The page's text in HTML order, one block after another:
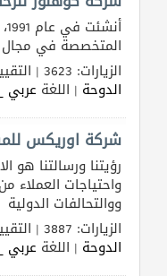
المتخصصة في مجال
الزيارات: 3623 | التقييم: 0 | المقيّمين: 0 | المدينة
الدوحة | اللغة عربي _ AR
شركة اوريكس
رؤيتنا ورسالتنا هو
واحتياجات العملاء
ووالتحالفات الدولية
الزيارات: 3887 | التقييم: 0 | المقيّمين: 0 | المدينة
الدوحة | اللغة عربي _ AR